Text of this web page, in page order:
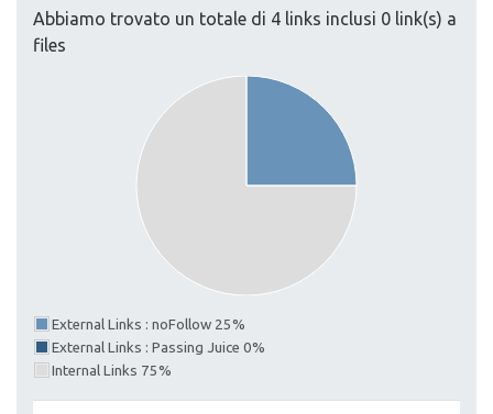
Abbiamo trovato un totale di 4 links inclusi 0 link(s) a
files
External Links : noFollow 25%
External Links : Passing Juice 0%
Internal Links 75%